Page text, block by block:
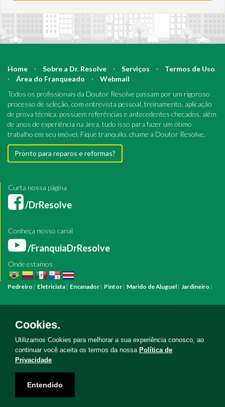
Home ⋅ Sobre a Dr. Resolve ⋅ Serviços ⋅
Termos de Uso
⋅
Área do Franqueado ⋅
Webmail
Todos os profissionais da Doutor Resolve passam por um rigoroso
processo de seleção, com entrevista pessoal, treinamento, aplicação
de prova técnica, possuem referências e antecedentes checados, além
de anos de experiência na área, tudo isso para fazer um ótimo
trabalho em seu imóvel. Fique tranquilo, chame a Doutor Resolve.
Pronto para reparos e reformas?
Curta nossa página
/DrResolve
Conheça nosso canal
/FranquiaDrResolve
Onde estamos
Pedreiro | Eletricista | Encanador | Pintor | Marido de Aluguel | Jardineiro |
Bombeiro HidráulicoManutenção PredialManutenção Residencial
ReformaServiço Eletricista
HidráulicaServiço PedreiroServiço Construção
Cookies.
Utilizamos Cookies para melhorar a sua experiência conosco, ao
continuar você aceita os termos da nossa Política de
Privacidade
Entendido